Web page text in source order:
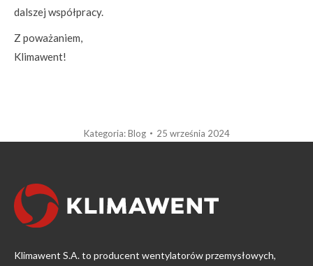
dalszej współpracy.
Z poważaniem,
Klimawent!
Kategoria:Blog 25 września 2024
Klimawent S.A. to producent wentylatorów przemysłowych,